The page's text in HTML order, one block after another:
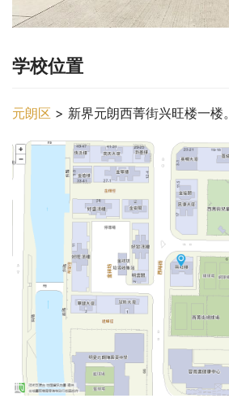
学校位置
元朗区 > 新界元朗西菁街兴旺楼一楼。